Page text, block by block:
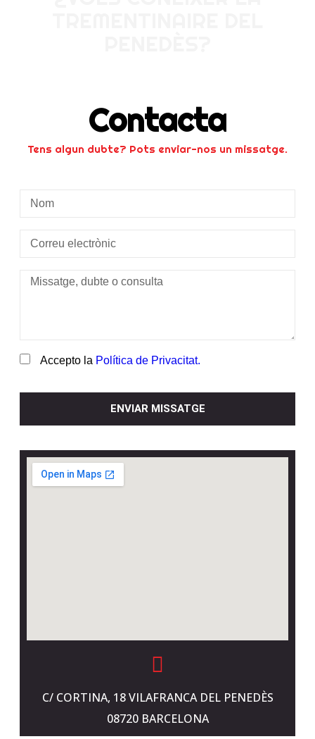
Contacta
Tens algun dubte? Pots enviar-nos un missatge.
Accepto la Política de Privacitat.
ENVIAR MISSATGE
C/ CORTINA, 18 VILAFRANCA DEL PENEDÈS
08720 BARCELONA